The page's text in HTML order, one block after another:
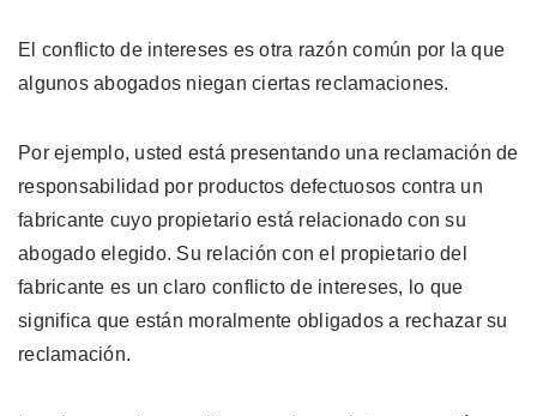
El conflicto de intereses es otra razón común por la que
algunos abogados niegan ciertas reclamaciones.
Por ejemplo, usted está presentando una reclamación de
responsabilidad por productos defectuosos contra un
fabricante cuyo propietario está relacionado con su
abogado elegido. Su relación con el propietario del
fabricante es un claro conflicto de intereses, lo que
significa que están moralmente obligados a rechazar su
reclamación.